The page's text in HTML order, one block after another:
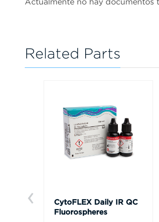
Related Parts
CytoFLEX Daily IR QC
Fluorospheres